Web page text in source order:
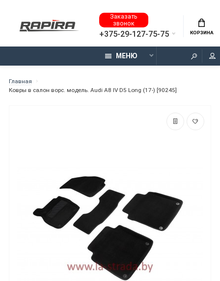
Заказать
звонок
+375-29-127-75-75 КОРЗИНА
МЕНЮ
Главная
Ковры в салон ворс. модель. Audi A8 IV D5 Long (17-) [90245]